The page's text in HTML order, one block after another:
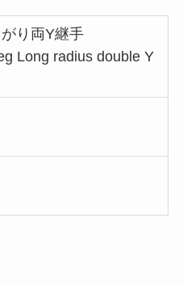
り両Y継手
Long radius double Y